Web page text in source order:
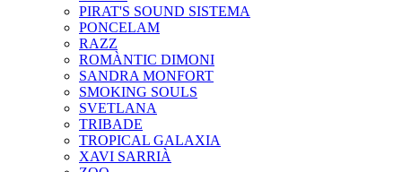
PIRAT'S SOUND SISTEMA
PONCELAM
RAZZ
ROMÀNTIC DIMONI
SANDRA MONFORT
SMOKING SOULS
SVETLANA
TRIBADE
TROPICAL GALAXIA
XAVI SARRIÀ